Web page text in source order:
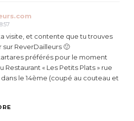
visite, et contente que tu trouves
ReverDailleurs 🙂
préférés pour le moment
Restaurant « Les Petits Plats » rue
le 14ème (coupé au couteau et